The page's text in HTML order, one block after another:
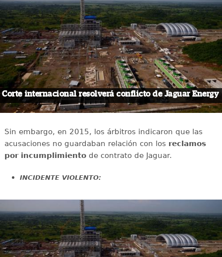
Corte internacional resolverá conflicto de Jaguar Energy
Sin embargo, en 2015, los árbitros indicaron que las
acusaciones no guardaban relación con los reclamos
por incumplimientode contrato de Jaguar.
INCIDENTE VIOLENTO: